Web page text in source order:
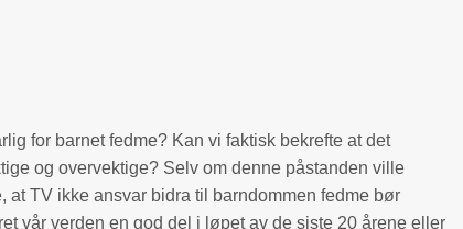
for barnet fedme? Kan vi faktisk bekrefte at det
og overvektige? Selv om denne påstanden ville
TV ikke ansvar bidra til barndommen fedme bør
vår verden en god del i løpet av de siste 20 årene eller